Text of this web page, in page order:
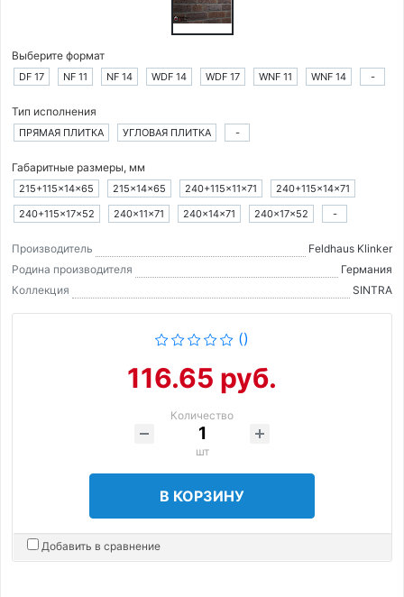
Выберите формат
DF 17 NF 11 NF 14 WDF 14 WDF 17 WNF 11 WNF 14 -
Тип исполнения
ПРЯМАЯ ПЛИТКА УГЛОВАЯ ПЛИТКА -
Габаритные размеры, мм
215+115×14×65 215×14×65 240+115×11×71
240+115×14×71
240+115×17×52
240×11×71 240×14×71 240×17×52 -
Производитель
Feldhaus Klinker
Родина производителя
Германия
Коллекция
SINTRA
()
116.65 руб.
Количество
шт
В КОРЗИНУ
Добавить в сравнение